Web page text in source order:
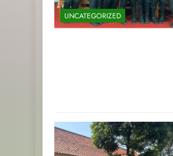
UNCATEGORIZED